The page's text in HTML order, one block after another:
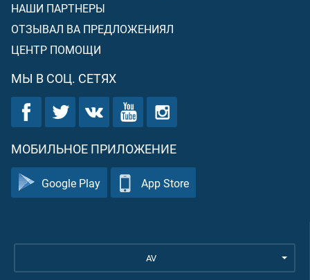
НАШИ ПАРТНЕРЫ
ОТЗЫВАЛ ВА ПРЕДЛОЖЕНИЯЛ
ЦЕНТР ПОМОЩИ
МЫ В СОЦ. СЕТЯХ
МОБИЛЬНОЕ ПРИЛОЖЕНИЕ
Google Play App Store
AV